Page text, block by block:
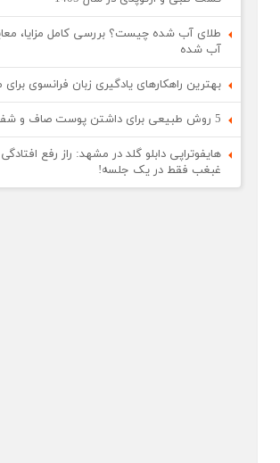
طلای آب شده چیست؟ بررسی کامل مزایا،
آب شده
بهترین راهکارهای یادگیری زبان فرانسوی
5 روش طبیعی برای داشتن پوست صاف و شفاف
هایفوتراپی دابلو گلد در مشهد: راز رفع
غبغب فقط در یک جلسه!